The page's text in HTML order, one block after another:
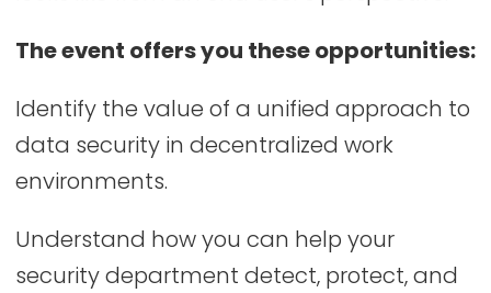
The event offers you these opportunities:
Identify the value of a unified approach to
data security in decentralized work
environments.
Understand how you can help your
security department detect, protect, and